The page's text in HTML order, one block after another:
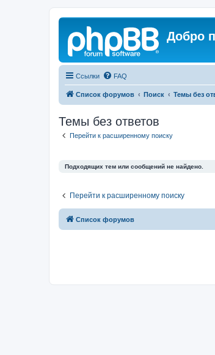
Добро
Ссылки FAQ
Список форумов Поиск Темы без
Темы без ответов
Перейти к расширенному поиску
Подходящих тем или сообщений не найдено.
Перейти к расширенному поиску
Список форумов